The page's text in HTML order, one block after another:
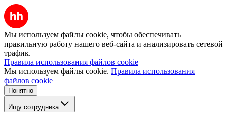
Мы используем файлы cookie, чтобы обеспечивать
правильную работу нашего веб-сайта и анализировать сетевой
трафик.
Правила использования файлов cookie
Мы используем файлы cookie. Правила использования
файлов cookie
Понятно
Ищу сотрудника